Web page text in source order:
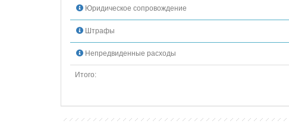
Юридическое сопровождение
Штрафы
Непредвиденные расходы
Итого: